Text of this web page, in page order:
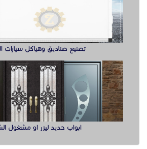
تصنيع صناديق وهياكل سيارات
ابواب حديد ليزر او مشغول